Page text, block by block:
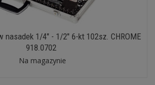
nasadek 1/4" - 1/2" 6-kt 102sz. CHROME
918.0702
Na magazynie